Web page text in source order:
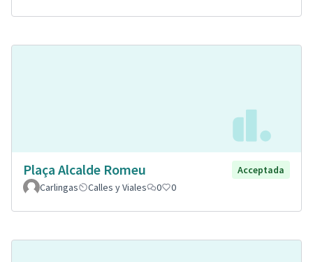
Plaça Alcalde Romeu
Acceptada
Carlingas
Calles y Viales 0 0